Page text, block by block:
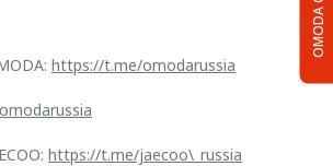
OMODA C5
https://t.me/omodarussia
https://t.me/jaecoo\_russia